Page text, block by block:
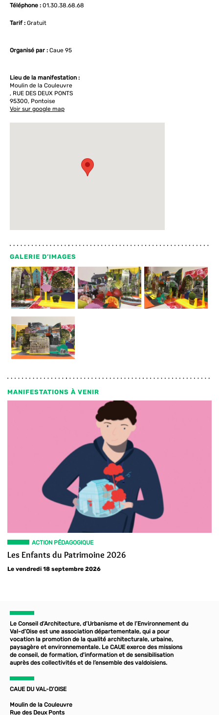
Téléphone : 01.30.38.68.68
Tarif : Gratuit
Organisé par : Caue 95
Lieu de la manifestation :
Moulin de la Couleuvre
, RUE DES DEUX PONTS
95300, Pontoise
Voir sur google map
GALERIE D’IMAGES
MANIFESTATIONS À VENIR
ACTION PÉDAGOGIQUE
Les Enfants du Patrimoine 2026
Le vendredi 18 septembre 2026
Le Conseil d’Architecture, d’Urbanisme et de l’Environnement du
Val-d’Oise est une association départementale, qui a pour
vocation la promotion de la qualité architecturale, urbaine,
paysagère et environnementale. Le CAUE exerce des missions
de conseil, de formation, d'information et de sensibilisation
auprès des collectivités et de l’ensemble des valdoisiens.
CAUE DU VAL-D'OISE
Moulin de la Couleuvre
Rue des Deux Ponts